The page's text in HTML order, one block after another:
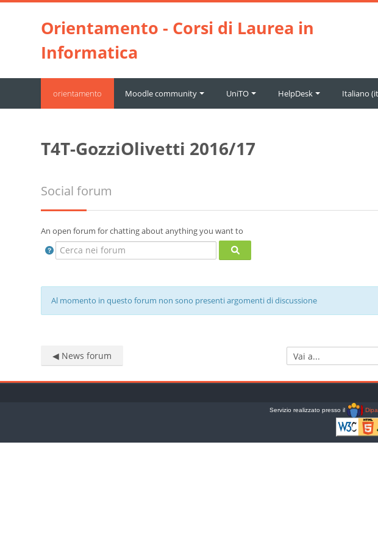
Orientamento - Corsi di Laurea in
Informatica
orientamento Moodle community UniTO HelpDesk Italiano
T4T-GozziOlivetti 2016/17
Social forum
An open forum for chatting about anything you want to
Cerca nei forum
Cerca nei forum
Al momento in questo forum non sono presenti argomenti di discussione
◀︎ News forum Vai a...
Servizio realizzato presso il